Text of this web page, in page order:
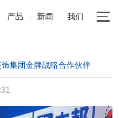
产品 新闻 我们
集团金牌战略合作伙伴